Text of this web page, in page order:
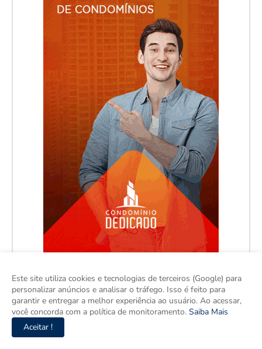
Este site utiliza cookies e tecnologias de terceiros (Google) para
personalizar anúncios e analisar o tráfego. Isso é feito para
garantir e entregar a melhor experiência ao usuário. Ao acessar,
você concorda com a política de monitoramento. Saiba Mais
Aceitar !